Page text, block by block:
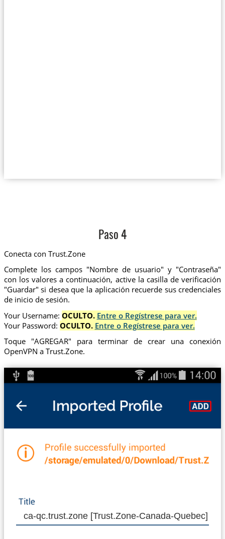
Paso 4
Conecta con Trust.Zone
Complete los campos "Nombre de usuario" y "Contraseña"
con los valores a continuación, active la casilla de verificación
"Guardar" si desea que la aplicación recuerde sus credenciales
de inicio de sesión.
Your Username: OCULTO. Entre o Regístrese para ver.
Your Password: OCULTO. Entre o Regístrese para ver.
Toque "AGREGAR" para terminar de crear una conexión
OpenVPN a Trust.Zone.
ca-qc.trust.zone [Trust.Zone-Canada-Quebec]